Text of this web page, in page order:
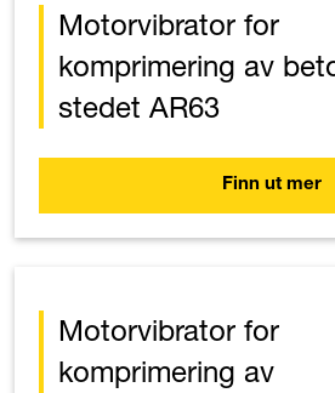
Motorvibrator for
komprimering av
stedet AR63
Finn ut mer
Motorvibrator for
komprimering av